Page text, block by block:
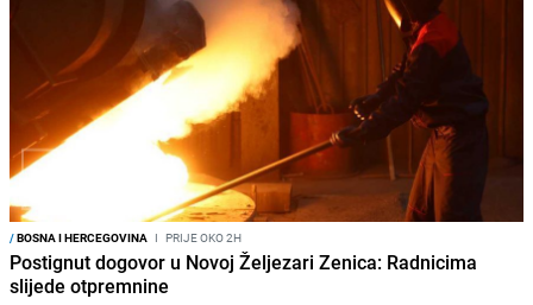
/BOSNA I HERCEGOVINA I PRIJE OKO 2H
Postignut dogovor u Novoj Željezari Zenica: Radnicima
slijede otpremnine